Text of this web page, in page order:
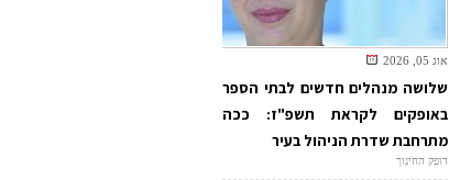
אוג 05, 2026
שלושה מנהלים חדשים לבתי הספר
באופקים לקראת תשפ"ז: ככה
מתרחבת שדרת הניהול בעיר
דופק החינוך